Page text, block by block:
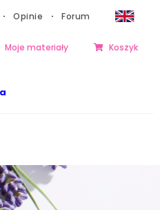
Opinie Forum
Moje materiały Koszyk